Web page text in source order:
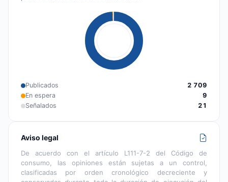
Publicados
2 709
En espera
9
Señalados
21
Aviso legal
De acuerdo con el artículo L111-7-2 del Código de
consumo, las opiniones están sujetas a un control,
clasificadas por orden cronológico decreciente y